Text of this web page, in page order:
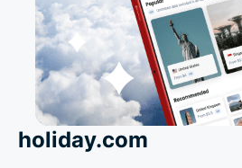
holiday.com